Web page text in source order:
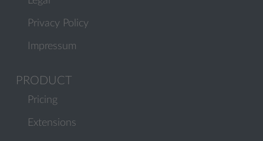
Privacy Policy
Impressum
PRODUCT
Pricing
Extensions